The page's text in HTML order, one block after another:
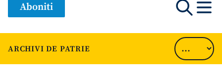
Aboniti
ARCHIVI DE PATRIE